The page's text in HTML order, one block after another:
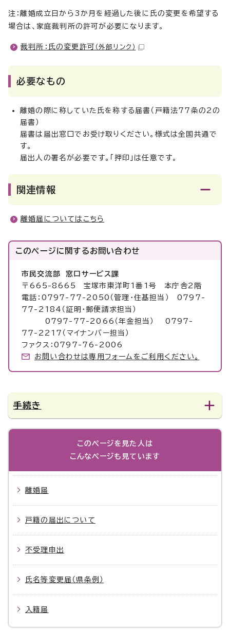
注：離婚成立日から3か月を経過した後に氏の変更を希望する
場合は、家庭裁判所の許可が必要になります。
裁判所：氏の変更許可 （外部リンク）
必要なもの
離婚の際に称していた氏を称する届書（戸籍法77条の2の
届書）
届書は届出窓口でお受け取りください。様式は全国共通で
す。
届出人の署名が必要です。「押印」は任意です。
関連情報
離婚届についてはこちら
このページに関するお問い合わせ
市民交流部 窓口サービス課
〒665-8665 宝塚市東洋町1番1号 本庁舎2階
電話：0797-77-2050（管理・住基担当） 0797-
77-2184（証明・郵便請求担当）
0797-77-2066（年金担当） 0797-
77-2217（マイナンバー担当）
ファクス：0797-76-2006
お問い合わせは専用フォームをご利用ください。
手続き
このページを見た人は
こんなページも見ています
離婚届
戸籍の届出について
不受理申出
氏名等変更届（県条例）
入籍届